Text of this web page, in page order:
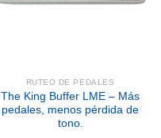
RUTEO DE PEDALES
The King Buffer LME – Más
pedales, menos pérdida de
tono.